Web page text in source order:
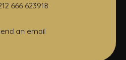
666 623918
an email